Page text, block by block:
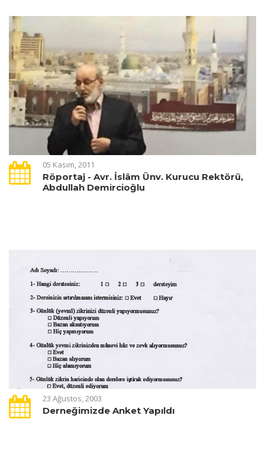
05 Kasım, 2011
Röportaj - Avr. İslâm Ünv. Kurucu Rektörü,
Abdullah Demircioğlu
23 Ağustos, 2003
Derneğimizde Anket Yapıldı